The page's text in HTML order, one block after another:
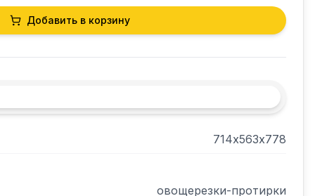
Добавить в корзину
714х563х778
овощерезки-протирки